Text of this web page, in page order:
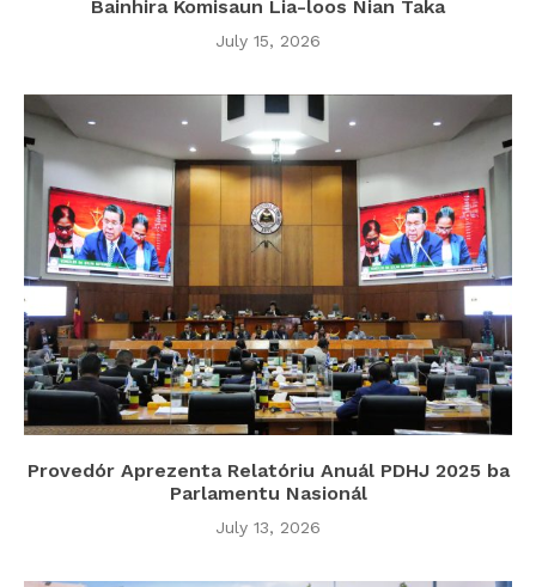
Bainhira Komisaun Lia-loos Nian Taka
July 15, 2026
Provedór Aprezenta Relatóriu Anuál PDHJ 2025 ba
Parlamentu Nasionál
July 13, 2026